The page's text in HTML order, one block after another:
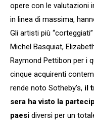
opere con le valutazioni
in linea di massima,
Gli artisti più
Michel Basquiat,
Raymond Pettibon per i
cinque acquirenti
rende noto Sotheby’s, il
sera ha visto la
paesi diversi per un